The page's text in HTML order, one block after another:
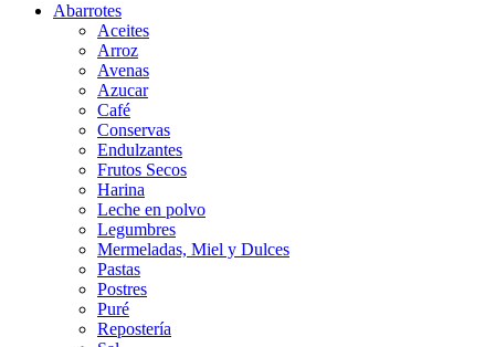
Abarrotes
Aceites
Arroz
Avenas
Azucar
Café
Conservas
Endulzantes
Frutos Secos
Harina
Leche en polvo
Legumbres
Mermeladas, Miel y Dulces
Pastas
Postres
Puré
Repostería